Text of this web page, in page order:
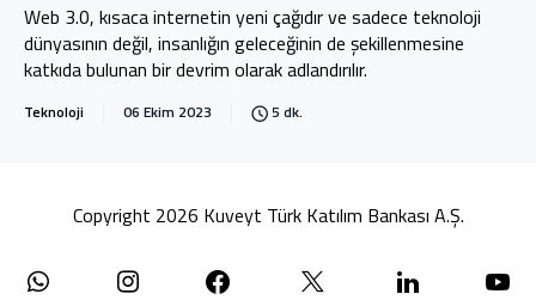
Web 3.0, kısaca internetin yeni çağıdır ve sadece teknoloji
dünyasının değil, insanlığın geleceğinin de şekillenmesine
katkıda bulunan bir devrim olarak adlandırılır.
Teknoloji 06 Ekim 2023 5 dk.
Copyright 2026 Kuveyt Türk Katılım Bankası A.Ş.